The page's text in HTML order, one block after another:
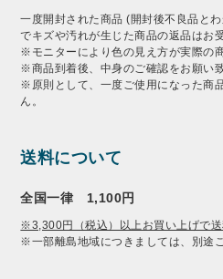
一度開封された商品 (開封後不良品と
でキズや汚れが生じた商品の返品はお
※モニターにより色の見え方が実際の
※商品到着後、中身のご確認をお願い致
※原則として、一度ご使用になった商
ん。
送料について
全国一律 1,100円
※3,300円（税込）以上お買い上げで
※一部離島地域につきましては、別途